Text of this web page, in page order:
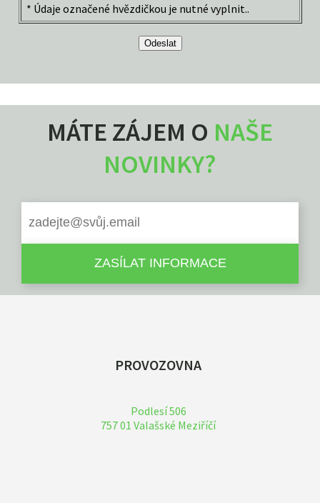
* Údaje označené hvězdičkou je nutné vyplnit..
MÁTE ZÁJEM O NAŠE
NOVINKY?
PROVOZOVNA
Podlesí 506
757 01 Valašské Meziříčí